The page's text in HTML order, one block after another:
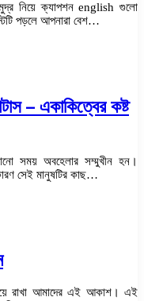
নিয়ে ক্যাপশন english গুলো
পড়লে আপনারা বেশ…
– একাকিত্বের কষ্ট
সময় অবহেলার সম্মুখীন হন।
সেই মানুষটির কাছ…
রাখা আমাদের এই আকাশ। এই